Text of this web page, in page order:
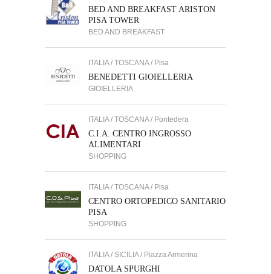
BED AND BREAKFAST ARISTON
PISA TOWER
BED AND BREAKFAST
ITALIA / TOSCANA / Pisa
BENEDETTI GIOIELLERIA
GIOIELLERIA
ITALIA / TOSCANA / Pontedera
C.I.A. CENTRO INGROSSO
ALIMENTARI
SHOPPING
ITALIA / TOSCANA / Pisa
CENTRO ORTOPEDICO SANITARIO
PISA
SHOPPING
ITALIA / SICILIA / Piazza Armerina
DATOLA SPURGHI